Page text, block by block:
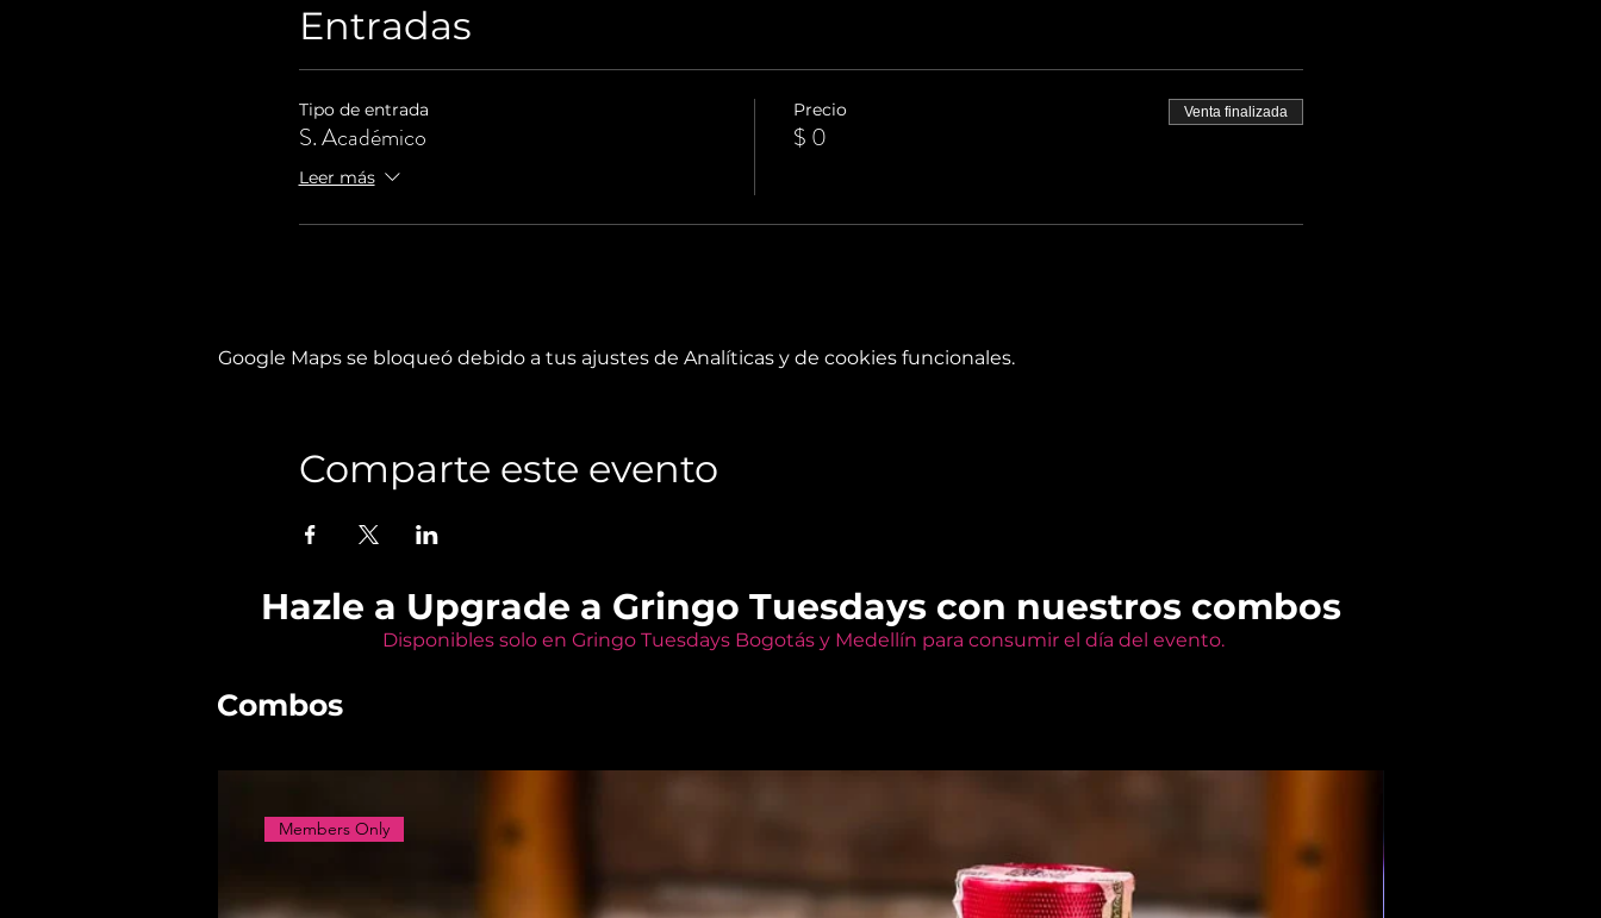
Entradas
Tipo de entrada
S. Académico
Leer más
Precio
$ 0
Venta finalizada
Google Maps se bloqueó debido a tus ajustes de Analíticas y de cookies funcionales.
Comparte este evento
Hazle a Upgrade a Gringo Tuesdays con nuestros combos
Disponibles solo en Gringo Tuesdays Bogotás y Medellín para consumir el día del evento.
Combos
Members Only